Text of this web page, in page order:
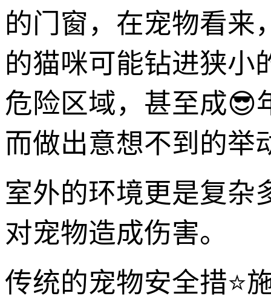
的门窗，在宠物看来
的猫咪可能钻进狭小
危险区域，甚至成😎
而做出意想不到的举
室外的环境更是复杂
对宠物造成伤害。
传统的宠物安全措⭐